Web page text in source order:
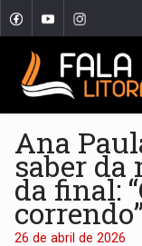
Ana
saber da
da final:
26 de abril de 2026